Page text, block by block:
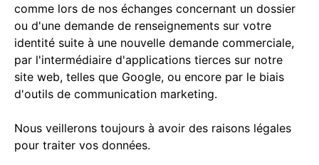
comme lors de nos échanges concernant un dossier
ou d'une demande de renseignements sur votre
identité suite à une nouvelle demande commerciale,
par l'intermédiaire d'applications tierces sur notre
site web, telles que Google, ou encore par le biais
d'outils de communication marketing.
Nous veillerons toujours à avoir des raisons légales
pour traiter vos données.